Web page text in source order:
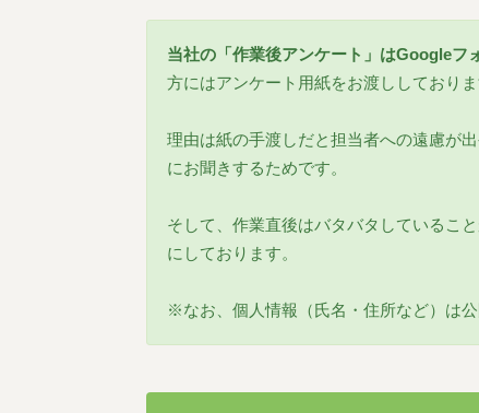
当社の「作業後アンケート」はGoogleフ
方にはアンケート用紙をお渡ししておりま
理由は紙の手渡しだと担当者への遠慮が
にお聞きするためです。
そして、作業直後はバタバタしているこ
にしております。
※なお、個人情報（氏名・住所など）は